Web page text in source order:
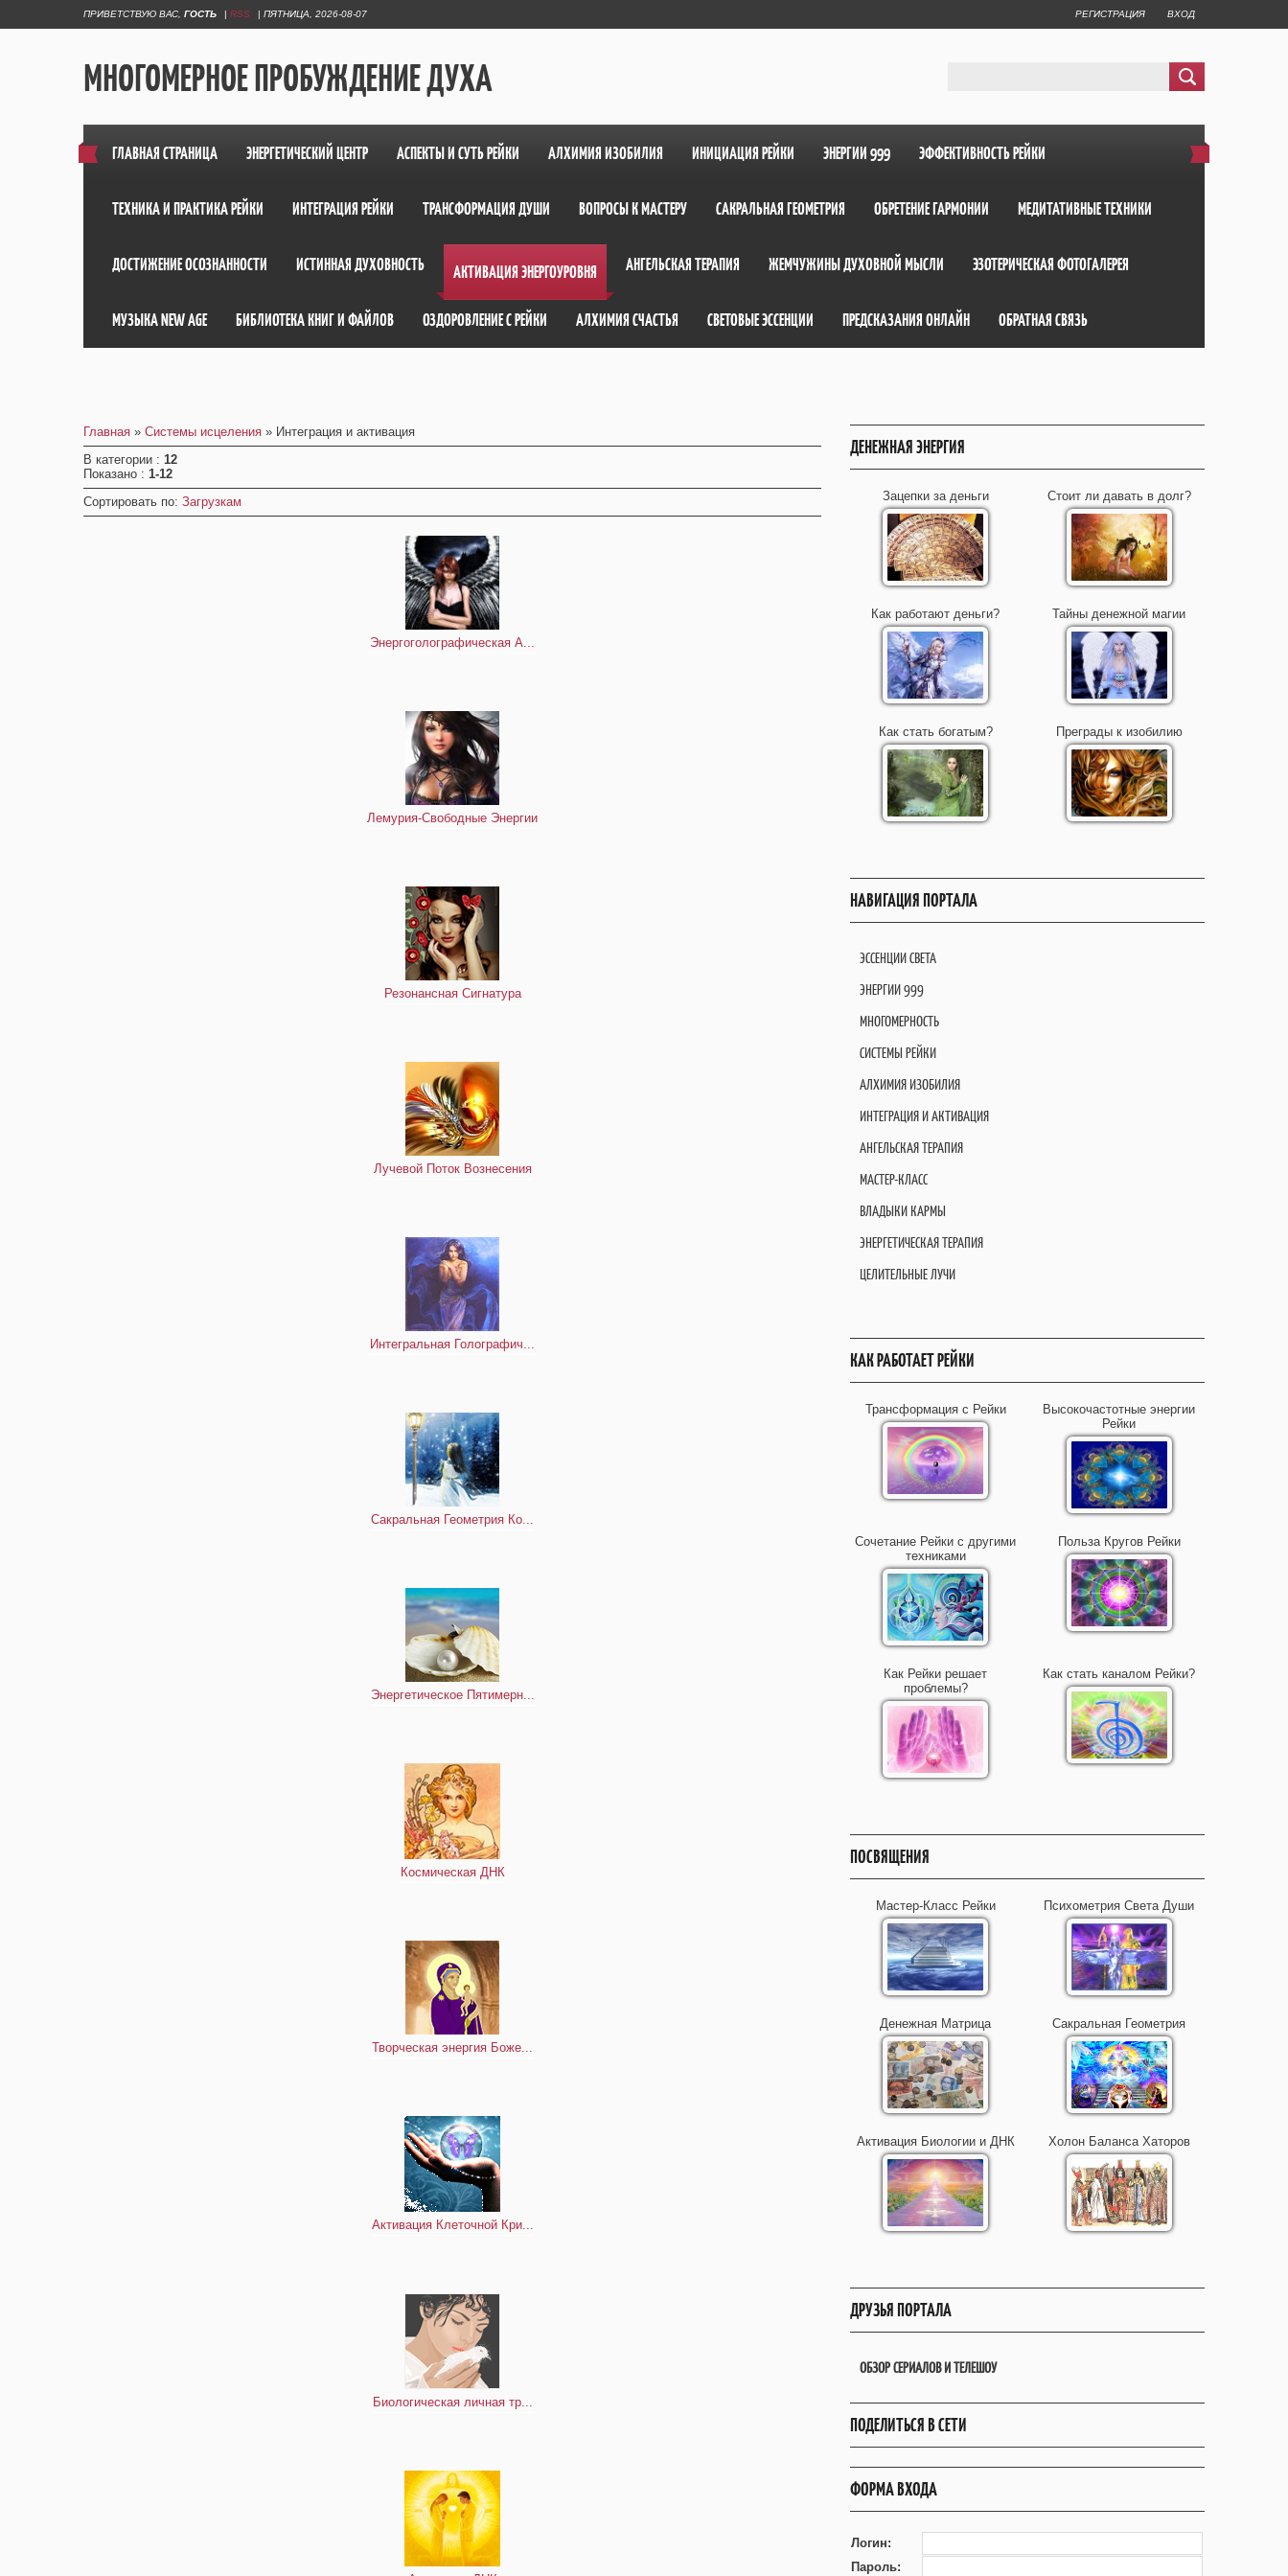
ПРИВЕТСТВУЮ ВАС ГОСТЬ | RSS | ПЯТНИЦА, 2026-08-07 РЕГИСТРАЦИЯ ВХОД
МНОГОМЕРНОЕ ПРОБУЖДЕНИЕ ДУХА
ГЛАВНАЯ СТРАНИЦА ЭНЕРГЕТИЧЕСКИЙ ЦЕНТР АСПЕКТЫ И СУТЬ РЕЙКИ АЛХИМИЯ ИЗОБИЛИЯ ИНИЦИАЦИЯ РЕЙКИ ЭНЕРГИИ 999 ЭФФЕКТИВНОСТЬ РЕЙКИ
ТЕХНИКА И ПРАКТИКА РЕЙКИ ИНТЕГРАЦИЯ РЕЙКИ ТРАНСФОРМАЦИЯ ДУШИ ВОПРОСЫ К МАСТЕРУ САКРАЛЬНАЯ ГЕОМЕТРИЯ ОБРЕТЕНИЕ ГАРМОНИИ МЕДИТАТИВНЫЕ ТЕХНИКИ
ДОСТИЖЕНИЕ ОСОЗНАННОСТИ ИСТИННАЯ ДУХОВНОСТЬ АКТИВАЦИЯ ЭНЕРГОУРОВНЯ АНГЕЛЬСКАЯ ТЕРАПИЯ ЖЕМЧУЖИНЫ ДУХОВНОЙ МЫСЛИ ЭЗОТЕРИЧЕСКАЯ ФОТОГАЛЕРЕЯ
МУЗЫКА NEW AGE БИБЛИОТЕКА КНИГ И ФАЙЛОВ ОЗДОРОВЛЕНИЕ С РЕЙКИ АЛХИМИЯ СЧАСТЬЯ СВЕТОВЫЕ ЭССЕНЦИИ ПРЕДСКАЗАНИЯ ОНЛАЙН ОБРАТНАЯ СВЯЗЬ
Главная » Системы исцеления » Интеграция и активация
В категории : 12
Показано : 1-12
Сортировать по: Загрузкам
Энергоголографическая А...
Лемурия-Свободные Энергии
Резонансная Сигнатура
Лучевой Поток Вознесения
Интегральная Голографич...
Сакральная Геометрия Ко...
Энергетическое Пятимерн...
Космическая ДНК
Творческая энергия Боже...
Активация Клеточной Кри...
Биологическая личная тр...
ДЕНЕЖНАЯ ЭНЕРГИЯ
Зацепки за деньги Стоит ли давать в долг?
Как работают деньги? Тайны денежной магии
Как стать богатым? Преграды к изобилию
НАВИГАЦИЯ ПОРТАЛА
ЭССЕНЦИИ СВЕТА
ЭНЕРГИИ 999
МНОГОМЕРНОСТЬ
СИСТЕМЫ РЕЙКИ
АЛХИМИЯ ИЗОБИЛИЯ
ИНТЕГРАЦИЯ И АКТИВАЦИЯ
АНГЕЛЬСКАЯ ТЕРАПИЯ
МАСТЕР-КЛАСС
ВЛАДЫКИ КАРМЫ
ЭНЕРГЕТИЧЕСКАЯ ТЕРАПИЯ
ЦЕЛИТЕЛЬНЫЕ ЛУЧИ
КАК РАБОТАЕТ РЕЙКИ
Трансформация с Рейки
Высокочастотные энергии
Рейки
Сочетание Рейки с другими
техниками
Польза Кругов Рейки
Как Рейки решает
проблемы?
Как стать каналом Рейки?
ПОСВЯЩЕНИЯ
Мастер-Класс Рейки Психометрия Света Души
Денежная Матрица Сакральная Геометрия
Активация Биологии и ДНК Холон Баланса Хаторов
ДРУЗЬЯ ПОРТАЛА
ОБЗОР СЕРИАЛОВ И ТЕЛЕШОУ
ПОДЕЛИТЬСЯ В СЕТИ
ФОРМА ВХОДА
Логин:
Пароль: